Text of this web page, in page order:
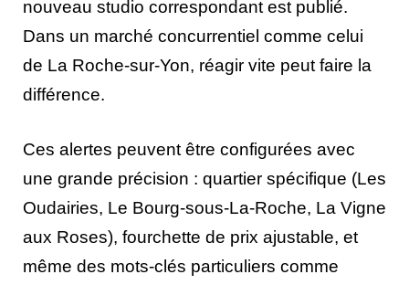
nouveau studio correspondant est publié.
Dans un marché concurrentiel comme celui
de La Roche-sur-Yon, réagir vite peut faire la
différence.
Ces alertes peuvent être configurées avec
une grande précision : quartier spécifique (Les
Oudairies, Le Bourg-sous-La-Roche, La Vigne
aux Roses), fourchette de prix ajustable, et
même des mots-clés particuliers comme